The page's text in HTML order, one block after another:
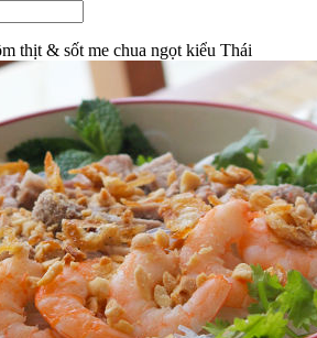
thịt & sốt me chua ngọt kiểu Thái